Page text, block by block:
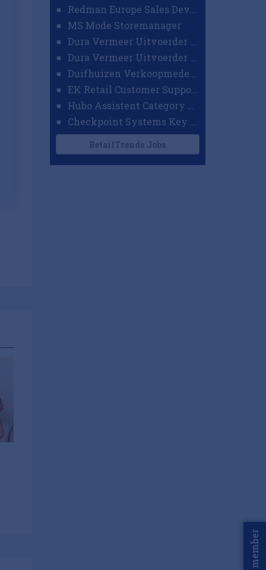
MS Mode Storemanager
EK Retail Customer Support Omnichannel
RetailTrends Jobs